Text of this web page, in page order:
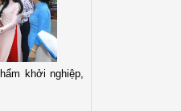
khởi nghiệp,